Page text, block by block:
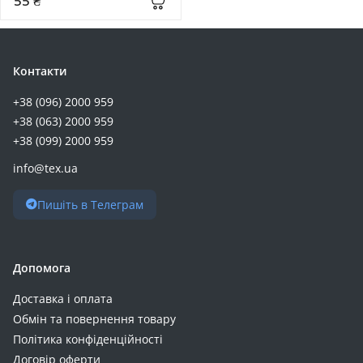
Oukitel (+5)
Power Queen (+5)
Timeusb (+5)
Beston (+4)
Mervesan (+4)
Orbus (+4)
RivaCase (+4)
V-TAC (+4)
Контакти
+38 (096) 2000 959
+38 (063) 2000 959
+38 (099) 2000 959
info@tex.ua
Пишіть в Телеграм
Допомога
Доставка і оплата
Обмін та повернення товару
Політика конфіденційності
Договір оферти